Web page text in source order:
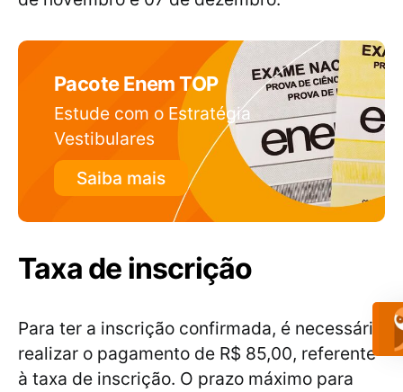
Pacote Enem TOP
Estude com o Estratégia
Vestibulares
Saiba mais
Taxa de inscrição
Para ter a inscrição confirmada, é necessário
realizar o pagamento de R$ 85,00, referente
à taxa de inscrição. O prazo máximo para